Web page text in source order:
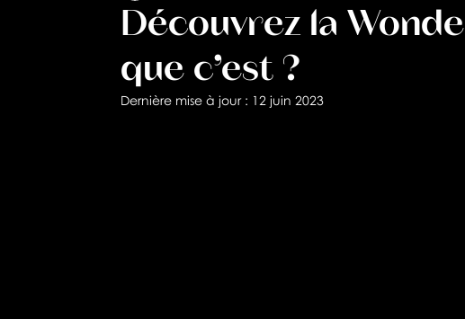
Découvrez la
que c’est ?
Dernière mise à jour : 12 juin 2023